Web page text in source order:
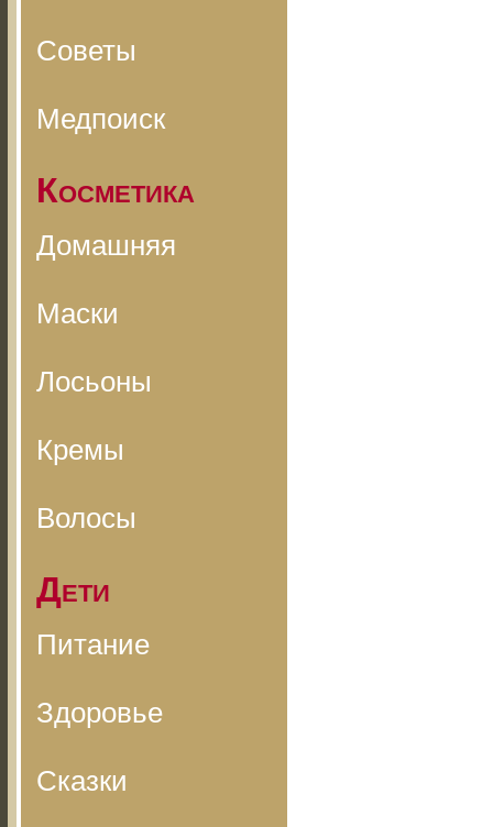
Советы
Медпоиск
Косметика
Домашняя
Маски
Лосьоны
Кремы
Волосы
Дети
Питание
Здоровье
Сказки